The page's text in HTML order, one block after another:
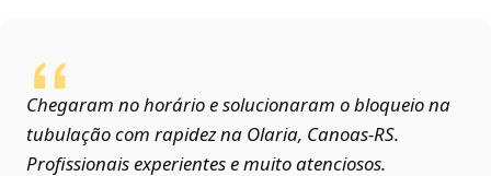
Chegaram no horário e solucionaram o bloqueio na
tubulação com rapidez na Olaria, Canoas‑RS.
Profissionais experientes e muito atenciosos.